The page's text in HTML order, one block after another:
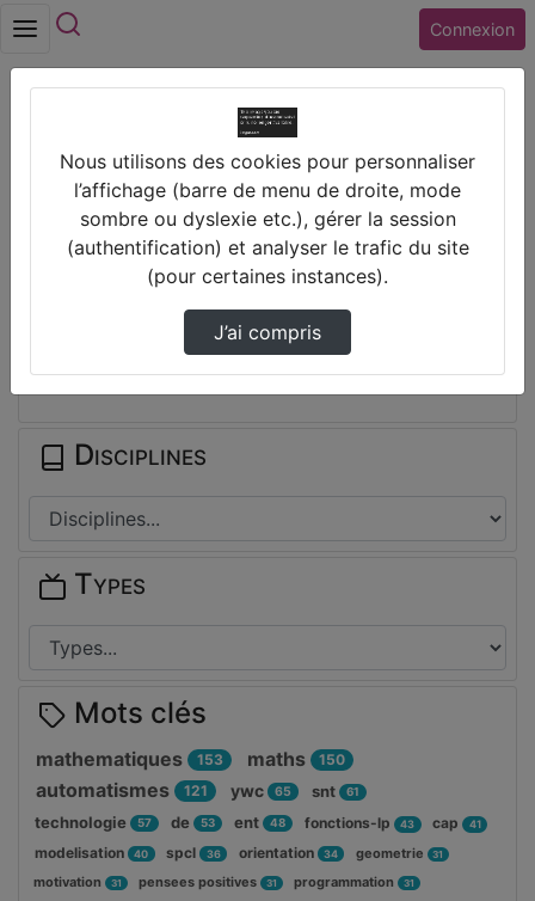
Connexion
Extrait D'Une Chorégraphie Hip Hop De La
Com…
Prendre des notes
Il n'y a pas de note disponible pour vous pour cette vidéo.
Connectez-vous pour en créer une nouvelle.
Disciplines
Types
Mots clés
mathematiques 153 maths 150
automatismes 121 ywc 65 snt 61
technologie 57 de 53 ent 48 fonctions-lp 43 cap 41
modelisation 40 spcl 36 orientation 34 geometrie 31
motivation 31 pensees positives 31 programmation 31
Nous utilisons des cookies pour personnaliser
l’affichage (barre de menu de droite, mode
sombre ou dyslexie etc.), gérer la session
(authentification) et analyser le trafic du site
(pour certaines instances).
J’ai compris